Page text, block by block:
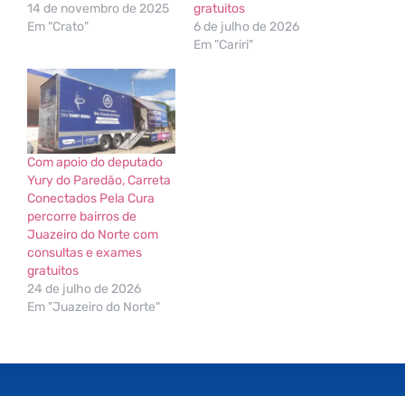
14 de novembro de 2025
Em "Crato"
gratuitos
6 de julho de 2026
Em "Cariri"
Com apoio do deputado
Yury do Paredão, Carreta
Conectados Pela Cura
percorre bairros de
Juazeiro do Norte com
consultas e exames
gratuitos
24 de julho de 2026
Em "Juazeiro do Norte"